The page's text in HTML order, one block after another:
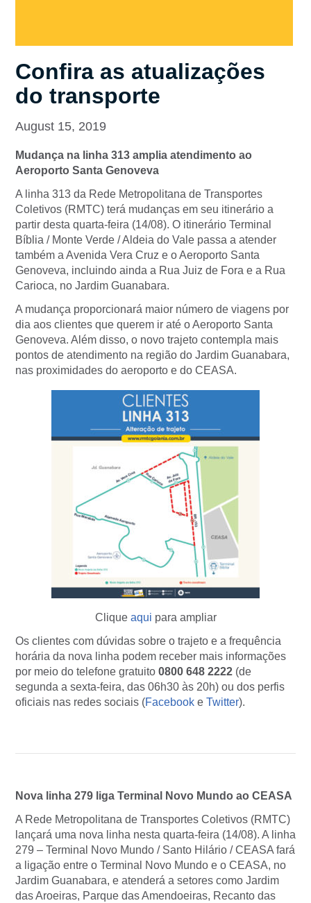
Confira as atualizações
do transporte
August 15, 2019
Mudança na linha 313 amplia atendimento ao
Aeroporto Santa Genoveva
A linha 313 da Rede Metropolitana de Transportes
Coletivos (RMTC) terá mudanças em seu itinerário a
partir desta quarta-feira (14/08). O itinerário Terminal
Bíblia / Monte Verde / Aldeia do Vale passa a atender
também a Avenida Vera Cruz e o Aeroporto Santa
Genoveva, incluindo ainda a Rua Juiz de Fora e a Rua
Carioca, no Jardim Guanabara.
A mudança proporcionará maior número de viagens por
dia aos clientes que querem ir até o Aeroporto Santa
Genoveva. Além disso, o novo trajeto contempla mais
pontos de atendimento na região do Jardim Guanabara,
nas proximidades do aeroporto e do CEASA.
Clique aqui para ampliar
Os clientes com dúvidas sobre o trajeto e a frequência
horária da nova linha podem receber mais informações
por meio do telefone gratuito 0800 648 2222 (de
segunda a sexta-feira, das 06h30 às 20h) ou dos perfis
oficiais nas redes sociais (Facebook e Twitter).
Nova linha 279 liga Terminal Novo Mundo ao CEASA
A Rede Metropolitana de Transportes Coletivos (RMTC)
lançará uma nova linha nesta quarta-feira (14/08). A linha
279 – Terminal Novo Mundo / Santo Hilário / CEASA fará
a ligação entre o Terminal Novo Mundo e o CEASA, no
Jardim Guanabara, e atenderá a setores como Jardim
das Aroeiras, Parque das Amendoeiras, Recanto das